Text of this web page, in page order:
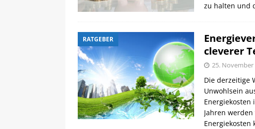
zu halten und
RATGEBER
cleverer
25. November
Die derzeitige
Unwohlsein
Energiekosten
Jahren